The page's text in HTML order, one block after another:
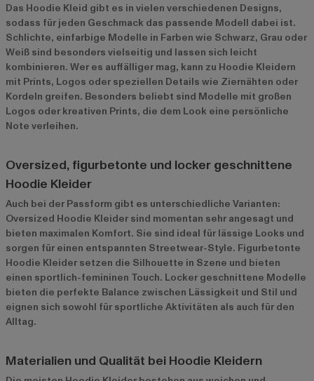
Das Hoodie Kleid gibt es in vielen verschiedenen Designs,
sodass für jeden Geschmack das passende Modell dabei ist.
Schlichte, einfarbige Modelle in Farben wie Schwarz, Grau oder
Weiß sind besonders vielseitig und lassen sich leicht
kombinieren. Wer es auffälliger mag, kann zu Hoodie Kleidern
mit Prints, Logos oder speziellen Details wie Ziernähten oder
Kordeln greifen. Besonders beliebt sind Modelle mit großen
Logos oder kreativen Prints, die dem Look eine persönliche
Note verleihen.
Oversized, figurbetonte und locker geschnittene
Hoodie Kleider
Auch bei der Passform gibt es unterschiedliche Varianten:
Oversized Hoodie Kleider sind momentan sehr angesagt und
bieten maximalen Komfort. Sie sind ideal für lässige Looks und
sorgen für einen entspannten Streetwear-Style. Figurbetonte
Hoodie Kleider setzen die Silhouette in Szene und bieten
einen sportlich-femininen Touch. Locker geschnittene Modelle
bieten die perfekte Balance zwischen Lässigkeit und Stil und
eignen sich sowohl für sportliche Aktivitäten als auch für den
Alltag.
Materialien und Qualität bei Hoodie Kleidern